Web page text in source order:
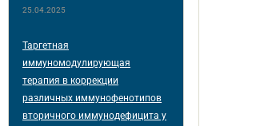
25.04.2025
Таргетная
иммуномодулирующая
терапия в коррекции
различных иммунофенотипов
вторичного иммунодефицита у